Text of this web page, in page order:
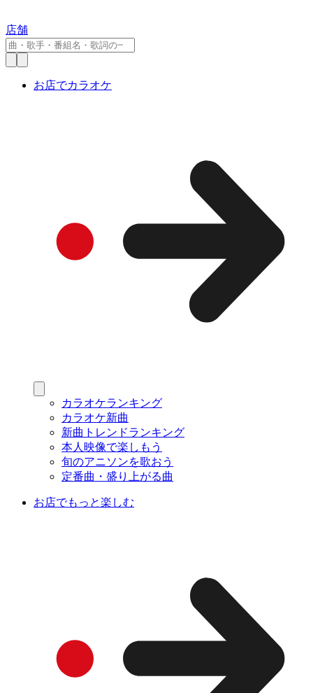
店舗
お店でカラオケ
カラオケランキング
カラオケ新曲
新曲トレンドランキング
本人映像で楽しもう
旬のアニソンを歌おう
定番曲・盛り上がる曲
お店でもっと楽しむ